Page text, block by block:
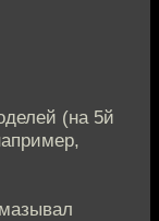
(на 5й